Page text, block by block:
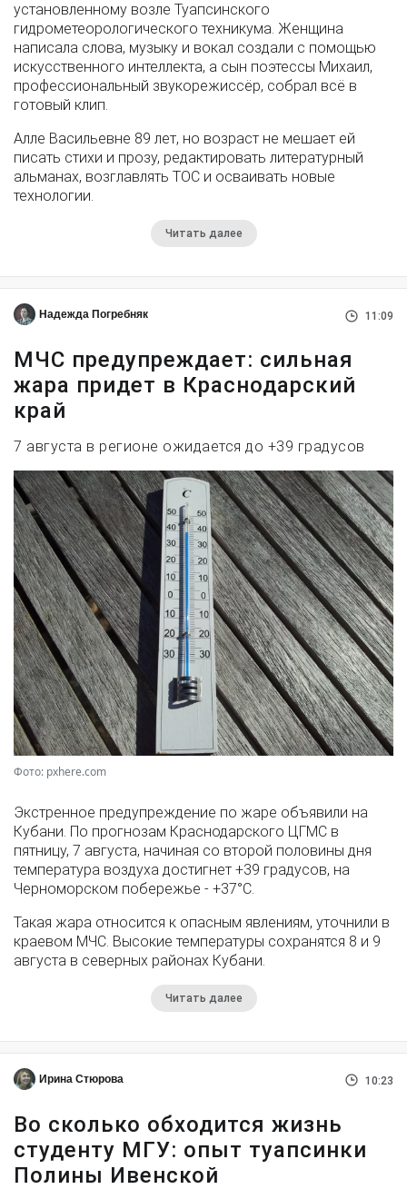
установленному возле Туапсинского
гидрометеорологического техникума. Женщина
написала слова, музыку и вокал создали с помощью
искусственного интеллекта, а сын поэтессы Михаил,
профессиональный звукорежиссёр, собрал всё в
готовый клип.
Алле Васильевне 89 лет, но возраст не мешает ей
писать стихи и прозу, редактировать литературный
альманах, возглавлять ТОС и осваивать новые
технологии.
Читать далее
Надежда Погребняк 11:09
МЧС предупреждает: сильная
жара придет в Краснодарский
край
7 августа в регионе ожидается до +39 градусов
Фото: pxhere.com
Экстренное предупреждение по жаре объявили на
Кубани. По прогнозам Краснодарского ЦГМС в
пятницу, 7 августа, начиная со второй половины дня
температура воздуха достигнет +39 градусов, на
Черноморском побережье - +37°­С.
Такая жара относится к опасным явлениям, уточнили в
краевом МЧС. Высокие температуры сохранятся 8 и 9
августа в северных районах Кубани.
Читать далее
Ирина Стюрова 10:23
Во сколько обходится жизнь
студенту МГУ: опыт туапсинки
Полины Ивенской